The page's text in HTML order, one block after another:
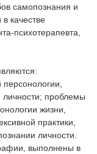
самопознания и
качестве
психотерапевта,
проблемы
жизни,
практики,
личности.
выполнены в